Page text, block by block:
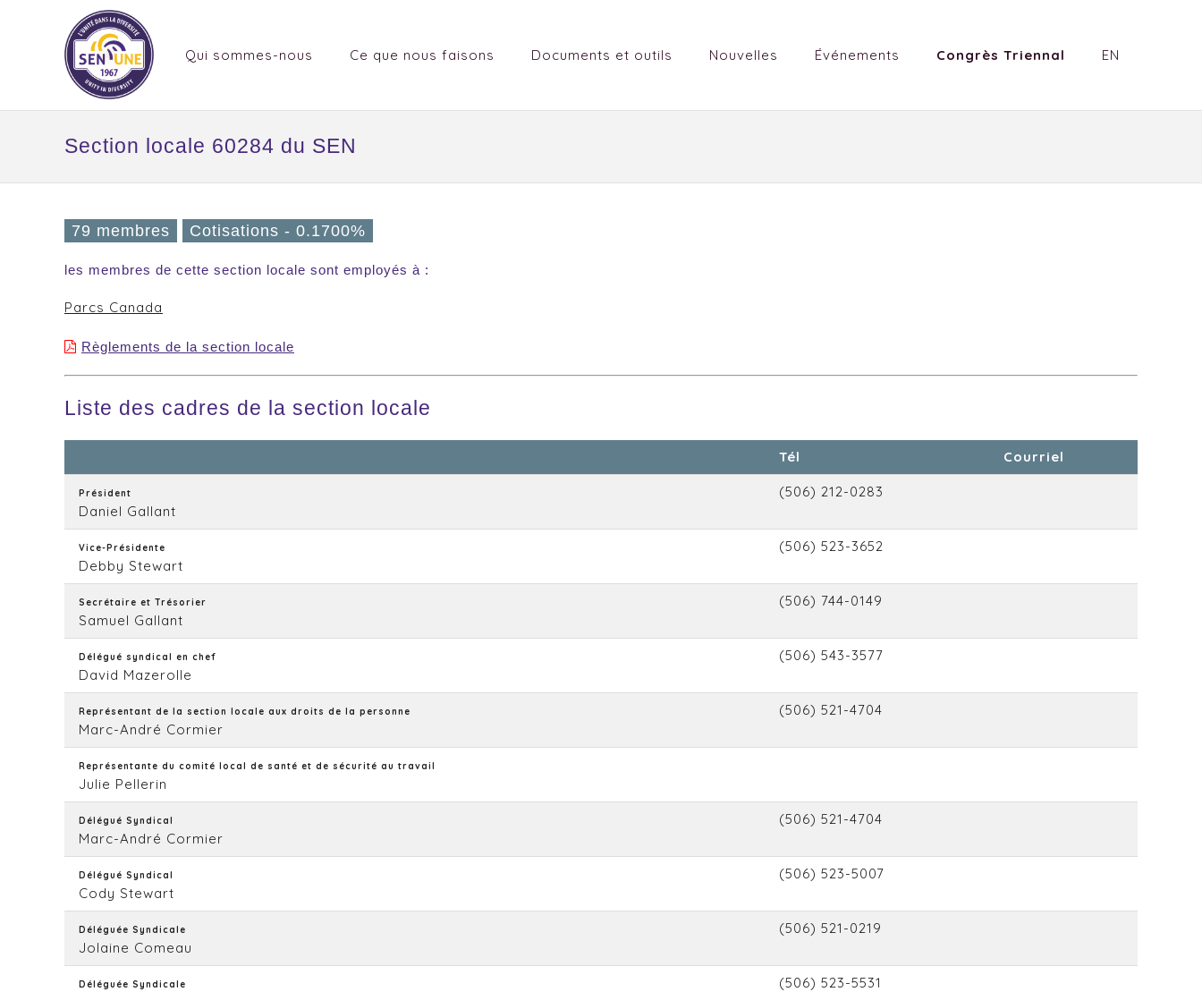
Qui sommes-nous Ce que nous faisons Documents et outils Nouvelles Événements Congrès Triennal EN
Section locale 60284 du SEN
79 membres Cotisations - 0.1700%
les membres de cette section locale sont employés à :
Parcs Canada
Règlements de la section locale
Liste des cadres de la section locale
Tél Courriel
Président
Daniel Gallant
(506) 212-0283
Vice-Présidente
Debby Stewart
(506) 523-3652
Secrétaire et Trésorier
Samuel Gallant
(506) 744-0149
Délégué syndical en chef
David Mazerolle
(506) 543-3577
Représentant de la section locale aux droits de la personne
Marc-André Cormier
(506) 521-4704
Représentante du comité local de santé et de sécurité au travail
Julie Pellerin
Délégué Syndical
Marc-André Cormier
(506) 521-4704
Délégué Syndical
Cody Stewart
(506) 523-5007
Déléguée Syndicale
Jolaine Comeau
(506) 521-0219
Déléguée Syndicale (506) 523-5531